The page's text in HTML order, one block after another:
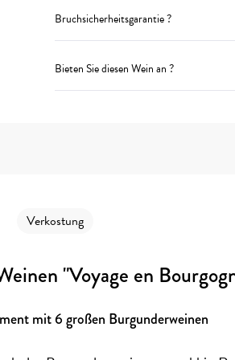
Bruchsicherheitsgarantie ?
Bieten Sie diesen Wein an ?
Verkostung
"Voyage en
mit 6 großen Burgunderweinen